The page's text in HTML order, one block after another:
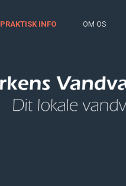
PRAKTISK INFO OM OS